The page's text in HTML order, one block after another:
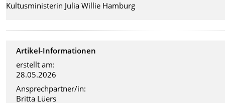
Kultusministerin Julia Willie Hamburg
Artikel-Informationen
erstellt am:
28.05.2026
Ansprechpartner/in:
Britta Lüers